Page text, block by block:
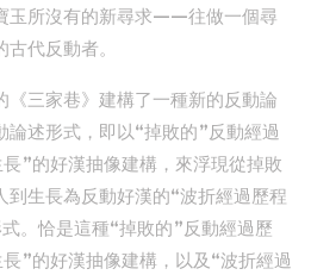
玉所沒有的新尋求——往做一個尋
代反動者。
《三家巷》建構了一種新的反動論
論述形式，即以“掉敗的”反動經過
”的好漢抽像建構，來浮現從掉敗
生長為反動好漢的“波折經過歷程
。恰是這種“掉敗的”反動經過歷
”的好漢抽像建構，以及“波折經過